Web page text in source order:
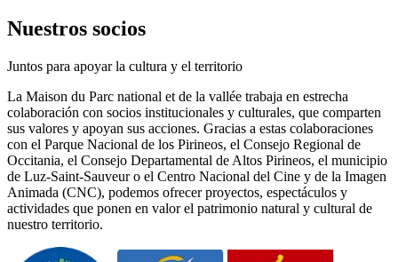
Nuestros socios
Juntos para apoyar la cultura y el territorio
La Maison du Parc national et de la vallée trabaja en estrecha
colaboración con socios institucionales y culturales, que comparten
sus valores y apoyan sus acciones. Gracias a estas colaboraciones
con el Parque Nacional de los Pirineos, el Consejo Regional de
Occitania, el Consejo Departamental de Altos Pirineos, el municipio
de Luz-Saint-Sauveur o el Centro Nacional del Cine y de la Imagen
Animada (CNC), podemos ofrecer proyectos, espectáculos y
actividades que ponen en valor el patrimonio natural y cultural de
nuestro territorio.